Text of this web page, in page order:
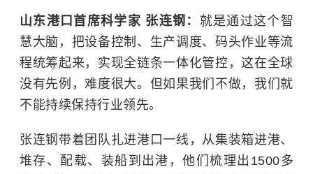
山东港口首席科学家 张连钢： 就是通过这个智
慧大脑，把设备控制、生产调度、码头作业等流
程统筹起来，实现全链条一体化管控，这在全球
没有先例，难度很大。但如果我们不做，我们就
不能持续保持行业领先。
张连钢带着团队扎进港口一线，从集装箱进港、
堆存、配载、装船到出港，他们梳理出1500多